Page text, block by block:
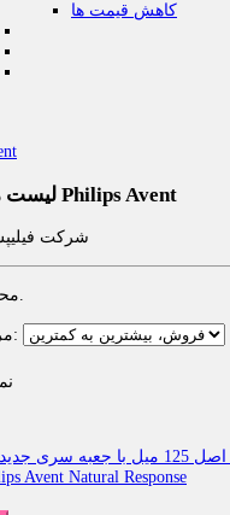
کاهش قیمت ها
لیست محصولات برند Philips Avent
شرکت
مرتب سازی توسط: